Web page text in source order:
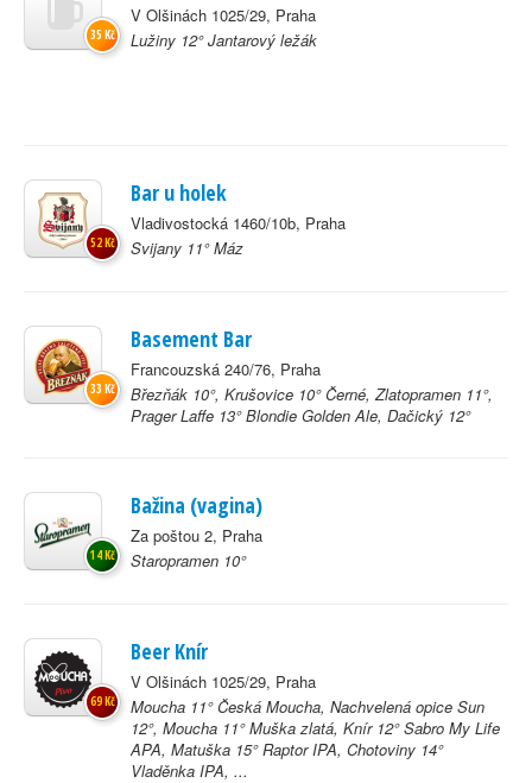
V Olšinách 1025/29, Praha
Lužiny 12° Jantarový ležák
35 Kč
Bar u holek
Vladivostocká 1460/10b, Praha
Svijany 11° Máz
52 Kč
Basement Bar
Francouzská 240/76, Praha
Březňák 10°, Krušovice 10° Černé, Zlatopramen 11°,
Prager Laffe 13° Blondie Golden Ale, Dačický 12°
33 Kč
Bažina (vagina)
Za poštou 2, Praha
Staropramen 10°
14 Kč
Beer Knír
V Olšinách 1025/29, Praha
Moucha 11° Česká Moucha, Nachvelená opice Sun
12°, Moucha 11° Muška zlatá, Knír 12° Sabro My Life
APA, Matuška 15° Raptor IPA, Chotoviny 14°
Vladěnka IPA, ...
69 Kč